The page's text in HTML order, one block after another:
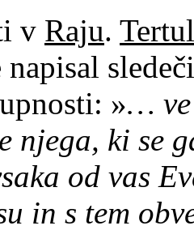
v Raju.
napisal
»… ve
njega, ki se
od vas
in s tem